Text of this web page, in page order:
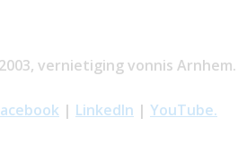
vernietiging vonnis Arnhem.
| LinkedIn | YouTube.